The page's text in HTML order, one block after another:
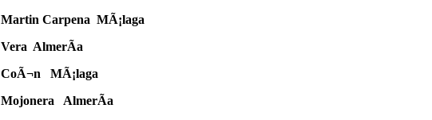
Martin Carpena MÃ¡laga
Vera AlmerÃ­a
CoÃ¬n
MÃ¡laga
Mojonera
AlmerÃ­a